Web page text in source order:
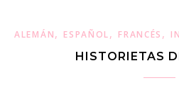
ALEMÁN, ESPAÑOL, FRANCÉS ,
HISTORIETAS